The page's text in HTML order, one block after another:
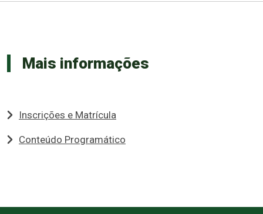
Mais informações
Inscrições e Matrícula
Conteúdo Programático